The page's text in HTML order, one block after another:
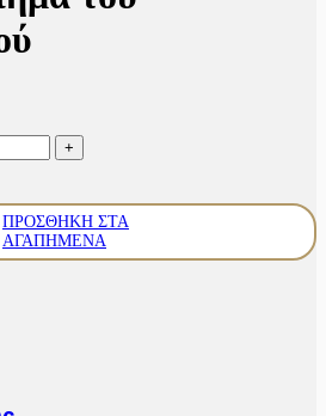
ΠΡΟΣΘΉΚΗ ΣΤΑ
ΑΓΑΠΗΜΈΝΑ